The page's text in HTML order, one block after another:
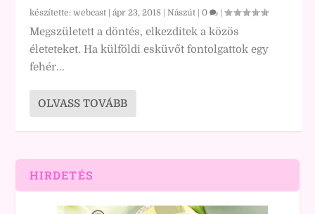
készítette:webcast |ápr 23, 2018 |Nászút |0 |
Megszületett a döntés, elkezditek a közös
életeteket. Ha külföldi esküvőt fontolgattok egy
fehér...
OLVASS TOVÁBB
HIRDETÉS